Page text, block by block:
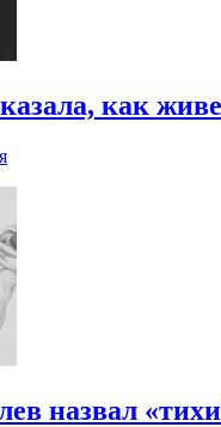
как
назвал